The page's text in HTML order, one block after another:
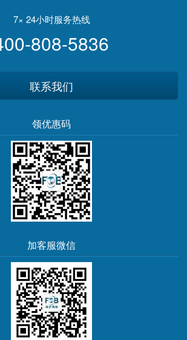
7× 24小时服务热线
808-5836
联系我们
领优惠码
加客服微信